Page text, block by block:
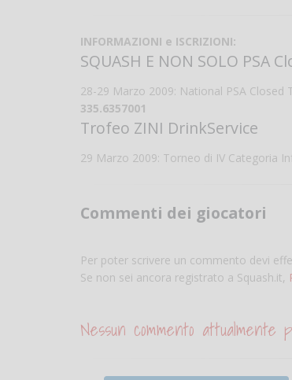
INFORMAZIONI e ISCRIZIONI:
SQUASH E NON SOLO PSA
28-29 Marzo 2009: National PSA Closed
335.6357001
Trofeo ZINI DrinkService
29 Marzo 2009: Torneo di IV Categoria
Commenti dei giocatori
Per poter scrivere un commento devi
Se non sei ancora registrato a Squash.it,
Nessun commento attualmente